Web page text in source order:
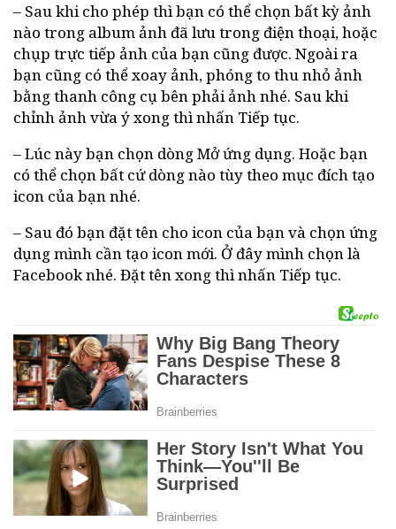
– Sau khi cho phép thì bạn có thể chọn bất kỳ ảnh
nào trong album ảnh đã lưu trong điện thoại, hoặc
chụp trực tiếp ảnh của bạn cũng được. Ngoài ra
bạn cũng có thể xoay ảnh, phóng to thu nhỏ ảnh
bằng thanh công cụ bên phải ảnh nhé. Sau khi
chỉnh ảnh vừa ý xong thì nhấn Tiếp tục.
– Lúc này bạn chọn dòng Mở ứng dụng. Hoặc bạn
có thể chọn bất cứ dòng nào tùy theo mục đích tạo
icon của bạn nhé.
– Sau đó bạn đặt tên cho icon của bạn và chọn ứng
dụng mình cần tạo icon mới. Ở đây mình chọn là
Facebook nhé. Đặt tên xong thì nhấn Tiếp tục.